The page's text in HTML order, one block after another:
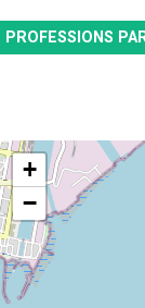
PROFESSIONS
+
−